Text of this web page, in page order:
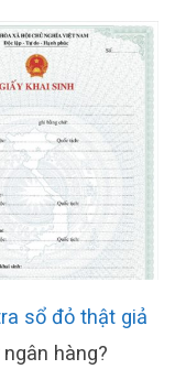
sổ đỏ thật giả
hàng?